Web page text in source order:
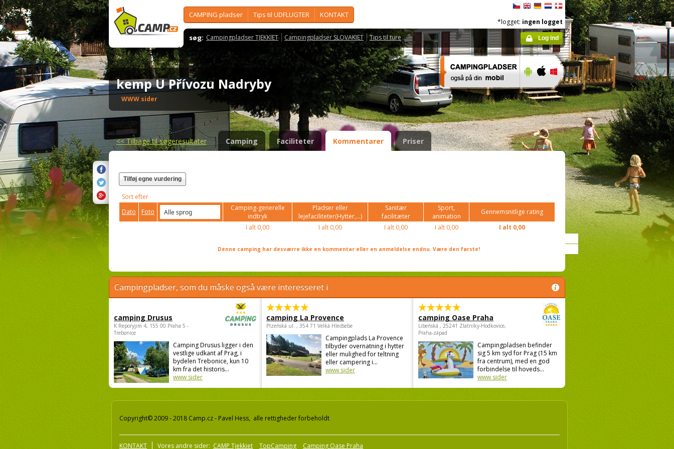
CAMPING pladser Tips til UDFLUGTER KONTAKT
søg: Campingpladser TJEKKIET Campingpladser SLOVAKIET Tips til ture
*logget: ingen logget
Log ind
kemp U Přívozu Nadryby
WWW sider
<<Tilbage til søgeresultater Camping Faciliteter Kommentarer Priser
Tilføj egne vurdering
Sort efter
Dato
Foto
Camping-generelle
indtryk
Pladser eller
lejefaciliteter(Hytter,...)
Sanitær
facilitæter
Sport,
animation
Gennemsnitlige rating
I alt 0,00 I alt0,00 I alt0,00 I alt0,00 I alt 0,00
Denne camping har desværre ikke en kommentar eller en anmeldelse endnu. Være den første!
Campingpladser, som du måske også være interesseret i
camping Drusus
K Reporyjim 4, 155 00 Praha 5 -
Trebonice
Camping Drusus ligger i den
vestlige udkant af Prag, i
bydelen Trebonice, kun 10
km fra det historis...
www sider
camping La Provence
Plzeňská ul. , 354 71 Velká Hleďsebe
Campingplads La Provence
tilbyder overnatning i hytter
eller mulighed for teltning
eller campering i...
www sider
camping Oase Praha
Libeňská , 25241 Zlatníky-Hodkovice,
Praha-západ
Campingpladsen befinder
sig 5 km syd for Prag (15 km
fra centrum), med en god
forbindelse til hoveds...
www sider
Copyright© 2009 - 2018 Camp.cz - Pavel Hess, alle rettigheder forbeholdt
KONTAKT Vores andre sider: CAMP Tjekkiet TopCamping Camping Oase Praha